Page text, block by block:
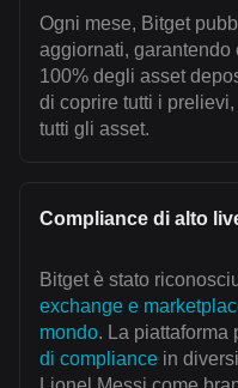
Ogni mese, Bitget
aggiornati, garantendo
100% degli asset
di coprire tutti i
tutti gli asset.
Compliance di alto
Bitget è stato
exchange e
mondo. La piattaforma
di compliance in